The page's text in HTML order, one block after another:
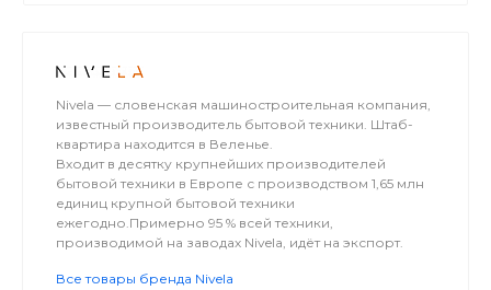
Nivela — словенская машиностроительная компания,
известный производитель бытовой техники. Штаб-
квартира находится в Веленье.
Входит в десятку крупнейших производителей
бытовой техники в Европе с производством 1,65 млн
единиц крупной бытовой техники
ежегодно.Примерно 95 % всей техники,
производимой на заводах Nivela, идёт на экспорт.
Все товары бренда Nivela